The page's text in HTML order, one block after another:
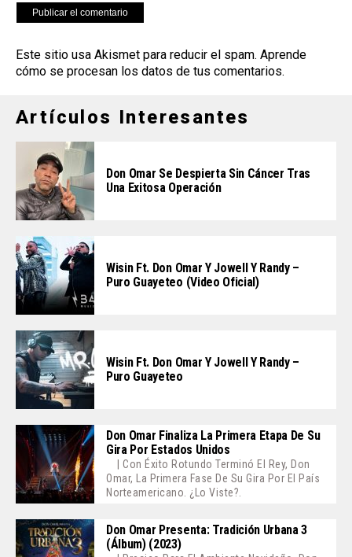
Este sitio usa Akismet para reducir el spam. Aprende
cómo se procesan los datos de tus comentarios.
Artículos Interesantes
Don Omar Se Despierta Sin Cáncer Tras
Una Exitosa Operación
Wisin Ft. Don Omar Y Jowell Y Randy –
Puro Guayeteo (Video Oficial)
Wisin Ft. Don Omar Y Jowell Y Randy –
Puro Guayeteo
Don Omar Finaliza La Primera Etapa De Su
Gira Por Estados Unidos
| Con Éxito Rotundo Terminó El Rey, Don
Omar, La Primera Fase De Su Gira Por El País
Norteamericano. ¿Lo Viste?.
Don Omar Presenta: Tradición Urbana 3
(Álbum) (2023)